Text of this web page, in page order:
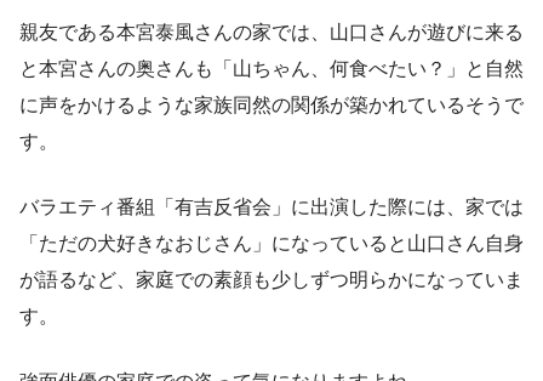
親友である本宮泰風さんの家では、山口さんが遊びに来る
と本宮さんの奥さんも「山ちゃん、何食べたい？」と自然
に声をかけるような家族同然の関係が築かれているそうで
す。
バラエティ番組「有吉反省会」に出演した際には、家では
「ただの犬好きなおじさん」になっていると山口さん自身
が語るなど、家庭での素顔も少しずつ明らかになっていま
す。